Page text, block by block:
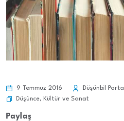
9 Temmuz 2016
Düşünbil Portal
Düşünce, Kültür ve Sanat
Paylaş